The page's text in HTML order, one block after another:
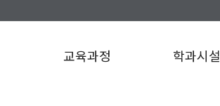
교육과정 학과시설